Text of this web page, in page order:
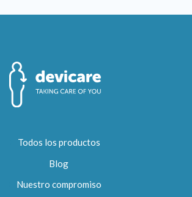
Todos los productos
Blog
Nuestro compromiso